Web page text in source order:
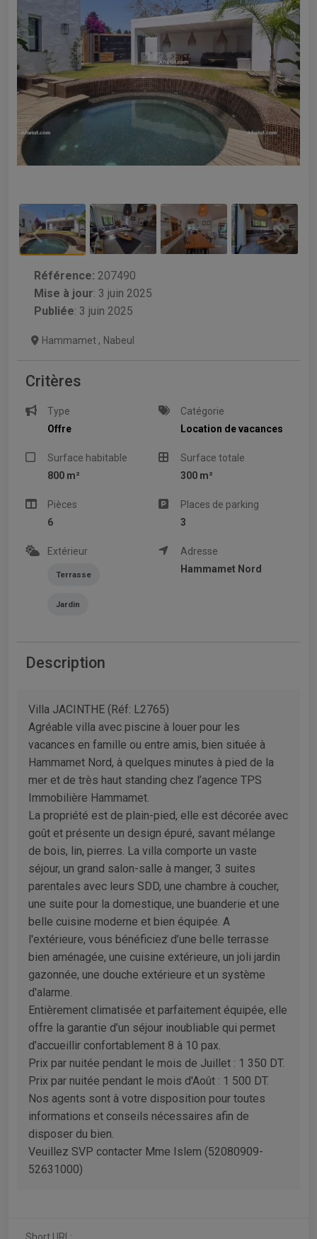
Référence: 207490
Mise à jour: 3 juin 2025
Publiée: 3 juin 2025
Hammamet , Nabeul
Critères
Type
Offre
Catégorie
Location de vacances
Surface habitable
800 m²
Surface totale
300 m²
Pièces
6
Places de parking
3
Extérieur
Terrasse
Jardin
Adresse
Hammamet Nord
Description
Villa JACINTHE (Réf: L2765)
Agréable villa avec piscine à louer pour les
vacances en famille ou entre amis, bien située à
Hammamet Nord, à quelques minutes à pied de la
mer et de très haut standing chez l’agence TPS
Immobilière Hammamet.
La propriété est de plain-pied, elle est décorée avec
goût et présente un design épuré, savant mélange
de bois, lin, pierres. La villa comporte un vaste
séjour, un grand salon-salle à manger, 3 suites
parentales avec leurs SDD, une chambre à coucher,
une suite pour la domestique, une buanderie et une
belle cuisine moderne et bien équipée. A
l'extérieure, vous bénéficiez d’une belle terrasse
bien aménagée, une cuisine extérieure, un joli jardin
gazonnée, une douche extérieure et un système
d'alarme.
Entièrement climatisée et parfaitement équipée, elle
offre la garantie d’un séjour inoubliable qui permet
d’accueillir confortablement 8 à 10 pax.
Prix par nuitée pendant le mois de Juillet : 1 350 DT.
Prix par nuitée pendant le mois d'Août : 1 500 DT.
Nos agents sont à votre disposition pour toutes
informations et conseils nécessaires afin de
disposer du bien.
Veuillez SVP contacter Mme Islem (52080909-
52631000)